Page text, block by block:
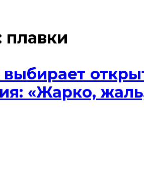
плавки
«Жарко,